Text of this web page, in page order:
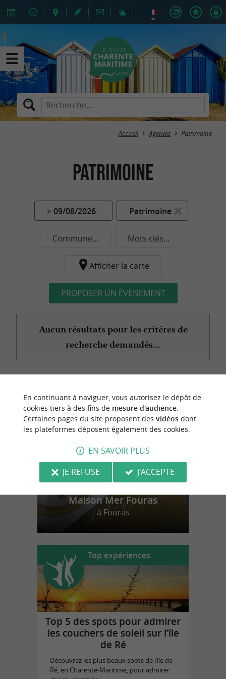
Accueil Agenda Patrimoine
Patrimoine
> 09/08/2026 Patrimoine
Commune... Mots clés...
Afficher la carte
PROPOSER UN ÉVÈNEMENT
Aucun résultats pour les critères de
recherche demandés...
n
o
t
r
e
c
o
u
p
d
e
c
o
e
u
r
Maison Mer Fouras
à Fouras
Top expériences
Top 5 des spots pour admirer
les couchers de soleil sur l’île
de Ré
Découvrez les plus beaux spots de l’île de
Ré, en Charente-Maritime, pour admirer
En continuant à naviguer, vous autorisez le dépôt de
cookies tiers à des fins de mesure d'audience.
Certaines pages du site proposent des vidéosdont
les plateformes déposent également des cookies.
EN SAVOIR PLUS
JE REFUSE
J'ACCEPTE